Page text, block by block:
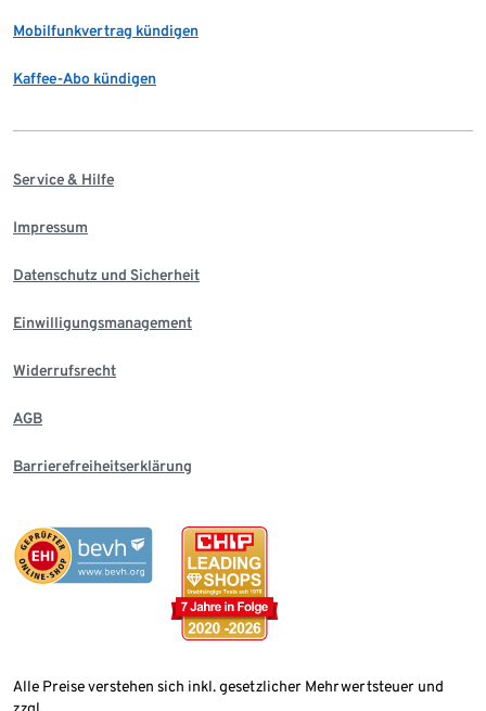
Mobilfunkvertrag kündigen
Kaffee-Abo kündigen
Service & Hilfe
Impressum
Datenschutz und Sicherheit
Einwilligungsmanagement
Widerrufsrecht
AGB
Barrierefreiheitserklärung
Alle Preise verstehen sich inkl. gesetzlicher Mehrwertsteuer und